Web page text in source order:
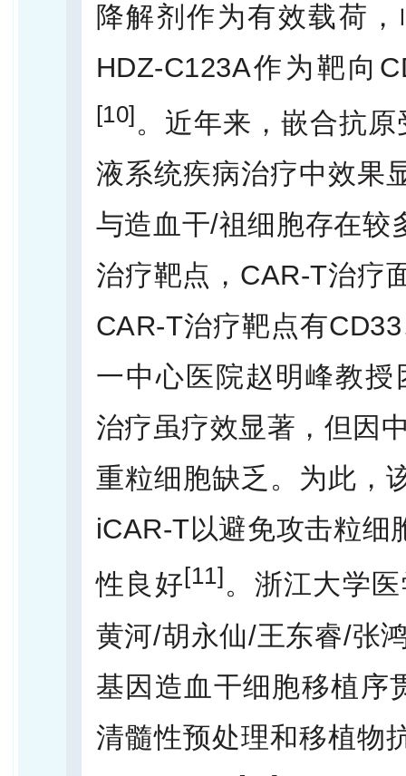
降解剂作为有效载荷
HDZ-C123A作为靶向
[10]。近年来，嵌合抗
液系统疾病治疗中效果
与造血干/祖细胞存在较
治疗靶点，CAR-T治疗
CAR-T治疗靶点有
一中心医院赵明峰教
治疗虽疗效显著，但因
重粒细胞缺乏。为此，
iCAR-T以避免攻击粒细
性良好[11]。浙江大学
黄河/胡永仙/王东睿/张
基因造血干细胞移植序
清髓性预处理和移植物